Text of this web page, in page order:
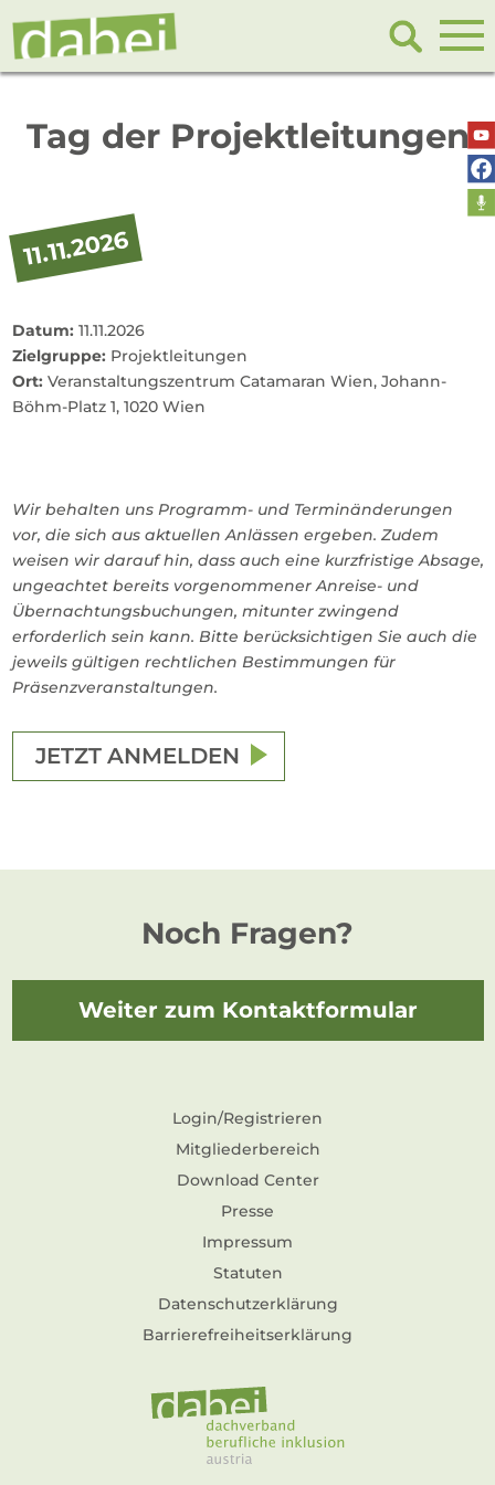
Tag der Projektleitungen
Datum: 11.11.2026
Zielgruppe: Projektleitungen
Ort: Veranstaltungszentrum Catamaran Wien, Johann-
Böhm-Platz 1, 1020 Wien
11.11.2026
Wir behalten uns Programm- und Terminänderungen
vor, die sich aus aktuellen Anlässen ergeben. Zudem
weisen wir darauf hin, dass auch eine kurzfristige Absage,
ungeachtet bereits vorgenommener Anreise- und
Übernachtungsbuchungen, mitunter zwingend
erforderlich sein kann. Bitte berücksichtigen Sie auch die
jeweils gültigen rechtlichen Bestimmungen für
Präsenzveranstaltungen.
JETZT ANMELDEN
Noch Fragen?
Weiter zum Kontaktformular
Login/Registrieren
Mitgliederbereich
Download Center
Presse
Impressum
Statuten
Datenschutzerklärung
Barrierefreiheitserklärung